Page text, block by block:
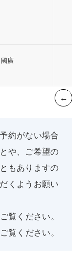
國廣
約がない場合
や、ご希望の
もありますの
くようお願い
覧ください。
覧ください。